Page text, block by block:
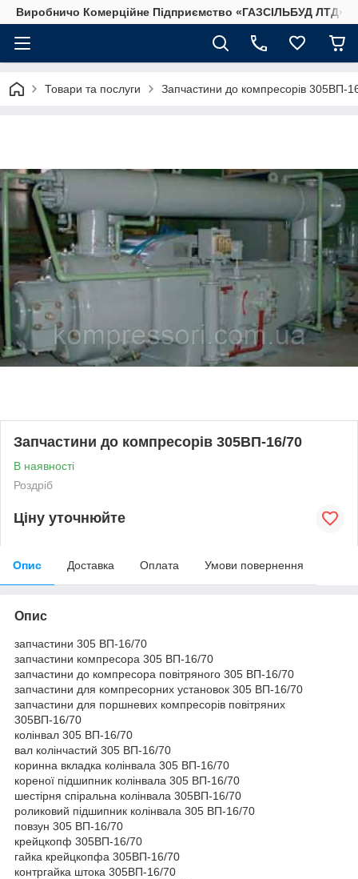
Виробничо Комерційне Підприємство «ГАЗСIЛЬБУД ЛТД»
Товари та послуги Запчастини до компресорів 305ВП-
Запчастини до компресорів 305ВП-16/70
В наявності
Роздріб
Ціну уточнюйте
Опис Доставка Оплата Умови повернення
Опис
запчастини 305 ВП-16/70
запчастини компресора 305 ВП-16/70
запчастини до компресора повітряного 305 ВП-16/70
запчастини для компресорних установок 305 ВП-16/70
запчастини для поршневих компресорів повітряних
305ВП-16/70
колінвал 305 ВП-16/70
вал колінчастий 305 ВП-16/70
коринна вкладка колінвала 305 ВП-16/70
кореної підшипник колінвала 305 ВП-16/70
шестірня спіральна колінвала 305ВП-16/70
роликовий підшипник колінвала 305 ВП-16/70
повзун 305 ВП-16/70
крейцкопф 305ВП-16/70
гайка крейцкопфа 305ВП-16/70
контргайка штока 305ВП-16/70